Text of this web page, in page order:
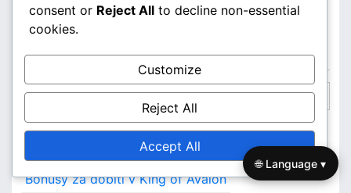
Kdo jsme
Hledat
S
a
c
h
Kategorie
Bonusy za dobití v King of Avalon
consent or Reject All to decline non-essential
cookies.
Customize
Reject All
Accept All
🌐 Language ▾